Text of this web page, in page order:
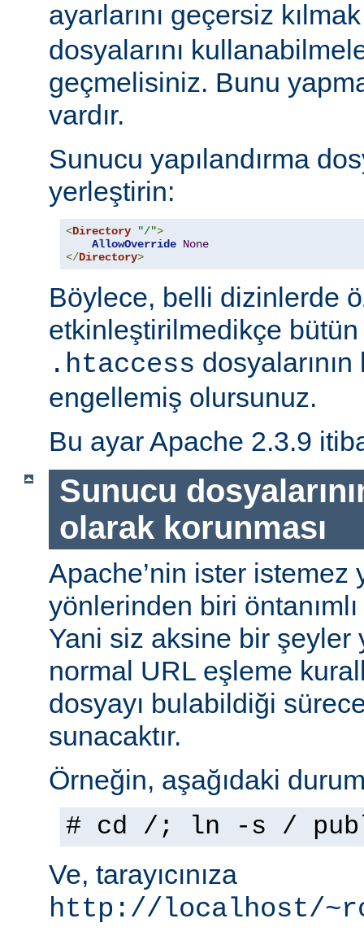
ayarlarını geçersiz
dosyalarını
geçmelisiniz. Bunu
vardır.
Sunucu yapılandırma
yerleştirin:
<Directory "/">
AllowOverride None
</Directory>
Böylece, belli dizinlerde
etkinleştirilmedikçe
.htaccess dosyalarının
engellemiş olursunuz.
Bu ayar Apache 2.3.9
Sunucu
olarak korunması
Apache’nin ister istemez
yönlerinden biri
Yani siz aksine bir şeyler
normal URL eşleme
dosyayı bulabildiği
sunacaktır.
Örneğin, aşağıdaki
# cd /; ln -s /
Ve, tarayıcınıza
http://localhost/